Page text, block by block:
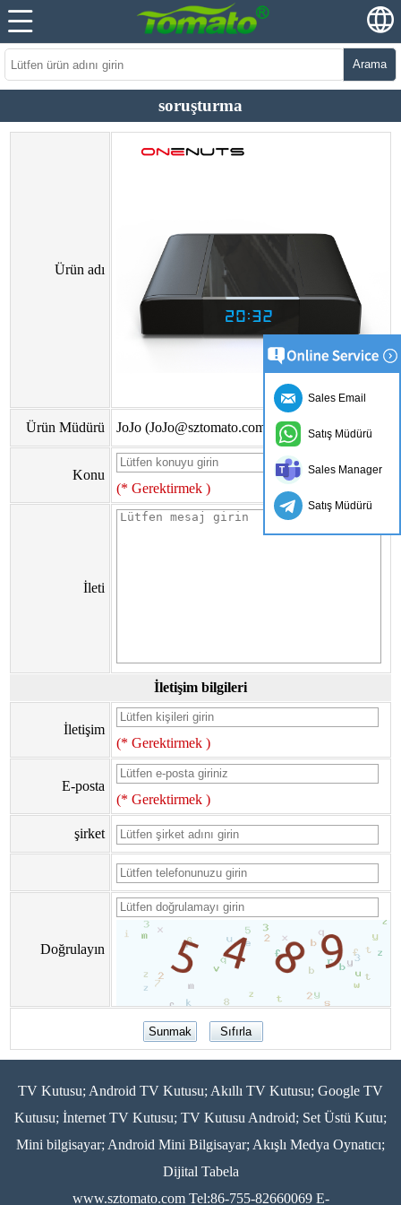
Arama
soruşturma
Ürün adı
Ürün Müdürü JoJo (JoJo@sztomato.com)
Konu
(* Gerektirmek )
İleti
İletişim bilgileri
İletişim
(* Gerektirmek )
E-posta
(* Gerektirmek )
şirket
Doğrulayın
TV Kutusu; Android TV Kutusu; Akıllı TV Kutusu; Google TV
Kutusu; İnternet TV Kutusu; TV Kutusu Android; Set Üstü Kutu;
Mini bilgisayar; Android Mini Bilgisayar; Akışlı Medya Oynatıcı;
Dijital Tabela
www.sztomato.comTel:86-755-82660069 E-
Sales Email
Satış Müdürü
Sales Manager
Satış Müdürü